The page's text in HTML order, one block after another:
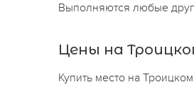
Выполняются любые
Цены на
Купить место на